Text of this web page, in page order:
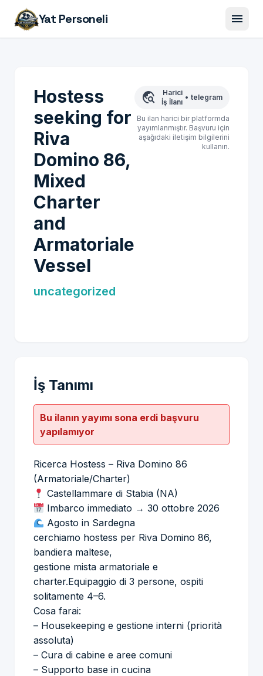
Yat Personeli menu
Hostess
seeking for
Riva
Domino 86,
Mixed
Charter
and
Armatoriale
Vessel
uncategorized
travel_explore
Harici
İş İlanı
• telegram
Bu ilan harici bir platformda
yayımlanmıştır. Başvuru için
aşağıdaki iletişim bilgilerini
kullanın.
İş Tanımı
Bu ilanın yayımı sona erdi başvuru
yapılamıyor
Ricerca Hostess – Riva Domino 86
(Armatoriale/Charter)
Castellammare di Stabia (NA)
Imbarco immediato → 30 ottobre 2026
Agosto in Sardegna
cerchiamo hostess per Riva Domino 86,
bandiera maltese,
gestione mista armatoriale e
charter.Equipaggio di 3 persone, ospiti
solitamente 4–6.
Cosa farai:
– Housekeeping e gestione interni (priorità
assoluta)
– Cura di cabine e aree comuni
– Supporto base in cucina